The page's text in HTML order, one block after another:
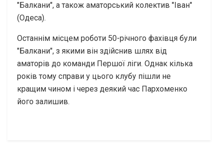
"Балкани", а також аматорський колектив "Іван"
(Одеса).
Останнім місцем роботи 50-річного фахівця були
"Балкани", з якими він здійснив шлях від
аматорів до команди Першої ліги. Однак кілька
років тому справи у цього клубу пішли не
кращим чином і через деякий час Пархоменко
його залишив.